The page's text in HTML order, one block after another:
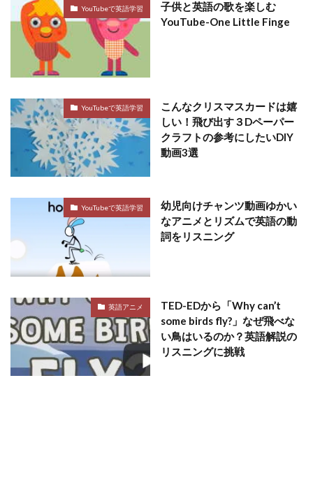
YouTubeで英語学習
子供と英語の歌を楽しむ
YouTube-One Little Finge
YouTubeで英語学習
こんなクリスマスカードは嬉
しい！飛び出す３Dペーパー
クラフトの参考にしたいDIY
動画3選
YouTubeで英語学習
幼児向けチャンツ動画ゆかい
なアニメとリズムで英語の動
詞をリスニング
英語アニメ
TED-EDから「Why can’t
some birds fly?」なぜ飛べな
い鳥はいるのか？英語解説の
リスニングに挑戦